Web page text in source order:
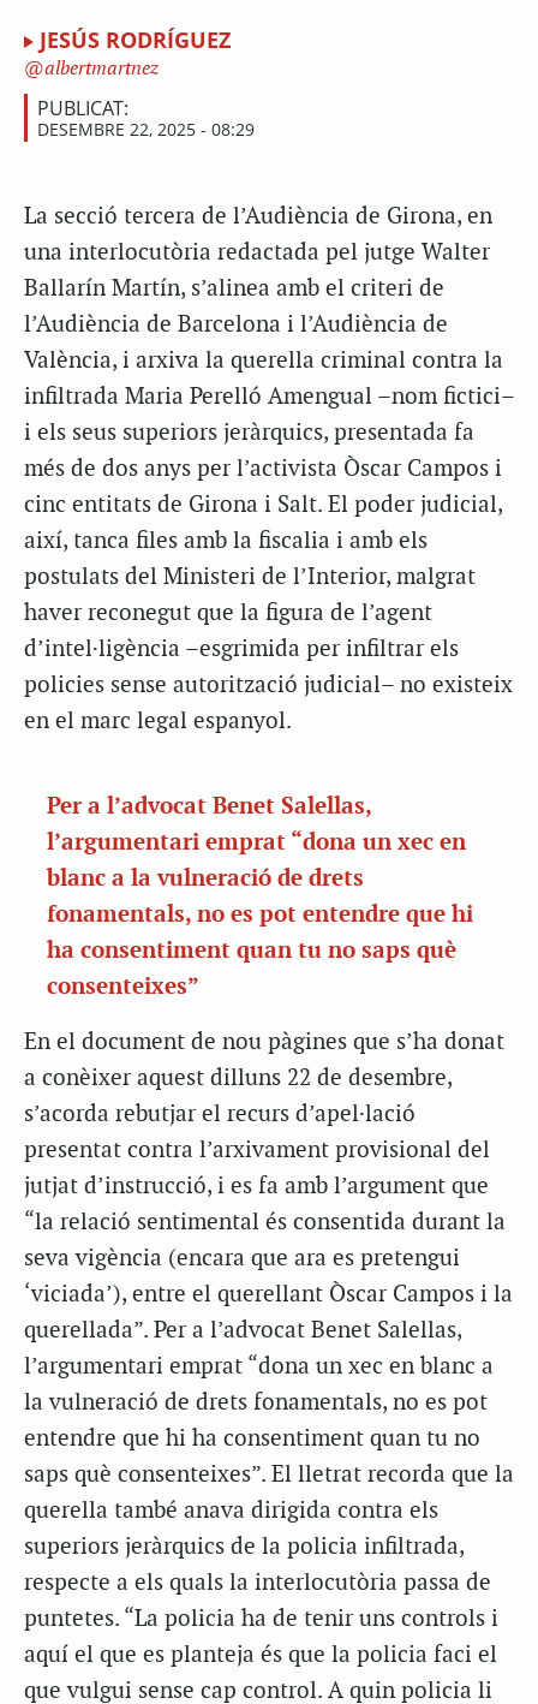
JESÚS RODRÍGUEZ
albertmartnez
PUBLICAT:
DESEMBRE 22, 2025 - 08:29
La secció tercera de l’Audiència de Girona, en
una interlocutòria redactada pel jutge Walter
Ballarín Martín, s’alinea amb el criteri de
l’Audiència de Barcelona i l’Audiència de
València, i arxiva la querella criminal contra la
infiltrada Maria Perelló Amengual –nom fictici–
i els seus superiors jeràrquics, presentada fa
més de dos anys per l’activista Òscar Campos i
cinc entitats de Girona i Salt. El poder judicial,
així, tanca files amb la fiscalia i amb els
postulats del Ministeri de l’Interior, malgrat
haver reconegut que la figura de l’agent
d’intel·ligència –esgrimida per infiltrar els
policies sense autorització judicial– no existeix
en el marc legal espanyol.
Per a l’advocat Benet Salellas,
l’argumentari emprat “dona un xec en
blanc a la vulneració de drets
fonamentals, no es pot entendre que hi
ha consentiment quan tu no saps què
consenteixes”
En el document de nou pàgines que s’ha donat
a conèixer aquest dilluns 22 de desembre,
s’acorda rebutjar el recurs d’apel·lació
presentat contra l’arxivament provisional del
jutjat d’instrucció, i es fa amb l’argument que
“la relació sentimental és consentida durant la
seva vigència (encara que ara es pretengui
‘viciada’), entre el querellant Òscar Campos i la
querellada”. Per a l’advocat Benet Salellas,
l’argumentari emprat “dona un xec en blanc a
la vulneració de drets fonamentals, no es pot
entendre que hi ha consentiment quan tu no
saps què consenteixes”. El lletrat recorda que la
querella també anava dirigida contra els
superiors jeràrquics de la policia infiltrada,
respecte a els quals la interlocutòria passa de
puntetes. “La policia ha de tenir uns controls i
aquí el que es planteja és que la policia faci el
que vulgui sense cap control. A quin policia li